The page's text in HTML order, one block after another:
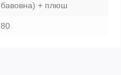
бавовна) + плюш
80